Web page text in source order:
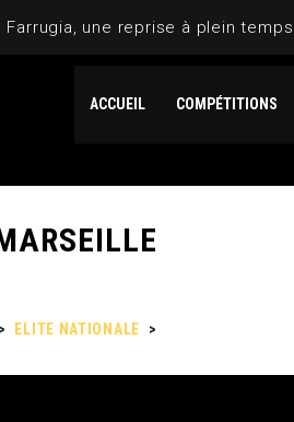
Farrugia, une reprise à plein
ACCUEIL COMPÉTITIONS
> ELITE NATIONALE >